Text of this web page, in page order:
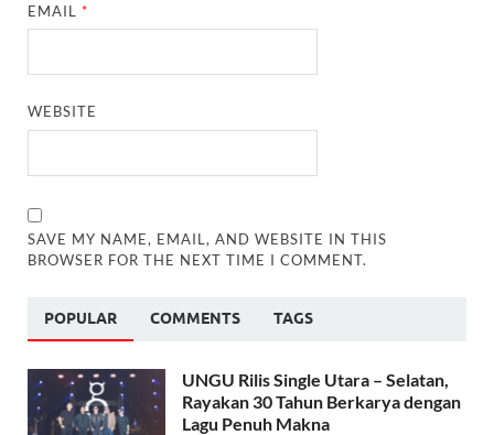
EMAIL*
WEBSITE
SAVE MY NAME, EMAIL, AND WEBSITE IN THIS
BROWSER FOR THE NEXT TIME I COMMENT.
POPULAR COMMENTS TAGS
UNGU Rilis Single Utara – Selatan,
Rayakan 30 Tahun Berkarya dengan
Lagu Penuh Makna